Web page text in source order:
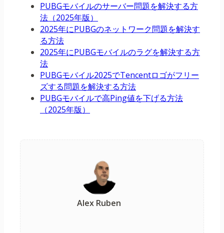
PUBGモバイルのサーバー問題を解決する方
法（2025年版）
2025年にPUBGのネットワーク問題を解決す
る方法
2025年にPUBGモバイルのラグを解決する方
法
PUBGモバイル2025でTencentロゴがフリー
ズする問題を解決する方法
PUBGモバイルで高Ping値を下げる方法
（2025年版）
Alex Ruben